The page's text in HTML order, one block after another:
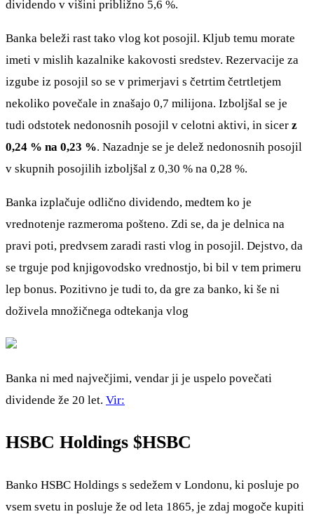
dividendo v višini približno 5,6 %.
Banka beleži rast tako vlog kot posojil. Kljub temu morate
imeti v mislih kazalnike kakovosti sredstev. Rezervacije za
izgube iz posojil so se v primerjavi s četrtim četrtletjem
nekoliko povečale in znašajo 0,7 milijona. Izboljšal se je
tudi odstotek nedonosnih posojil v celotni aktivi, in sicer z
0,24 % na 0,23 %. Nazadnje se je delež nedonosnih posojil
v skupnih posojilih izboljšal z 0,30 % na 0,28 %.
Banka izplačuje odlično dividendo, medtem ko je
vrednotenje razmeroma pošteno. Zdi se, da je delnica na
pravi poti, predvsem zaradi rasti vlog in posojil. Dejstvo, da
se trguje pod knjigovodsko vrednostjo, bi bil v tem primeru
lep bonus. Pozitivno je tudi to, da gre za banko, ki še ni
doživela množičnega odtekanja vlog
Banka ni med največjimi, vendar ji je uspelo povečati
dividende že 20 let. Vir:
HSBC Holdings $HSBC
Banko HSBC Holdings s sedežem v Londonu, ki posluje po
vsem svetu in posluje že od leta 1865, je zdaj mogoče kupiti